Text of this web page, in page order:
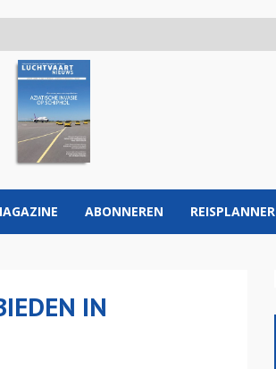
ABONNEREN REISPLANNER
IN